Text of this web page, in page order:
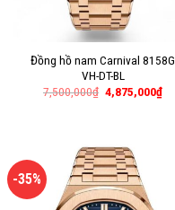
Đồng hồ nam Carnival 8158G
VH-DT-BL
7,500,000₫ 4,875,000₫
-35%